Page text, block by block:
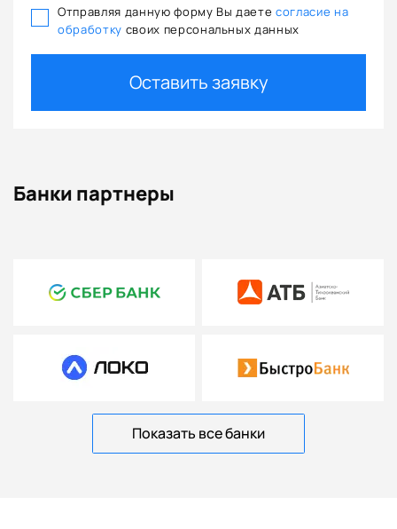
Отправляя данную форму Вы даете согласие на
обработку своих персональных данных
Оставить заявку
Банки партнеры
Показать все банки